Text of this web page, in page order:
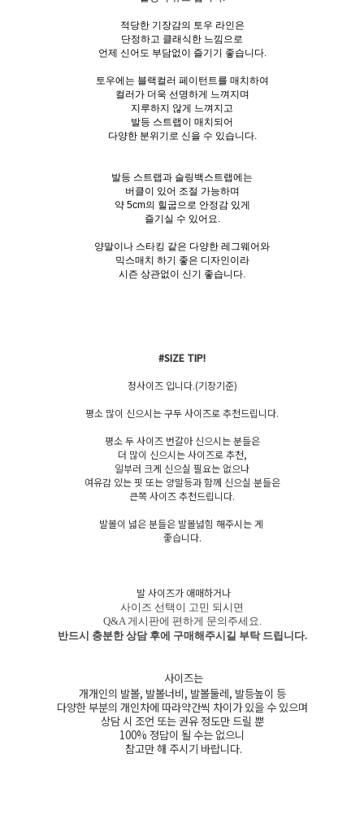
적당한 기장감의 토우 라인은
단정하고 클래식한 느낌으로
언제 신어도 부담없이 즐기기 좋습니다.
토우에는 블랙컬러 페이턴트를 매치하여
컬러가 더욱 선명하게 느껴지며
지루하지 않게 느껴지고
발등 스트랩이 매치되어
다양한 분위기로 신을 수 있습니다.
발등 스트랩과 슬링백스트랩에는
버클이 있어 조절 가능하며
약 5cm의 힐굽으로 안정감 있게
즐기실 수 있어요.
양말이나 스타킹 같은 다양한 레그웨어와
믹스매치 하기 좋은 디자인이라
시즌 상관없이 신기 좋습니다.
#SIZE TIP!
정사이즈 입니다.(기장기준)
평소 많이 신으시는 구두 사이즈로 추천드립니다.
평소 두 사이즈 번갈아 신으시는 분들은
더 많이 신으시는 사이즈로 추천,
일부러 크게 신으실 필요는 없으나
여유감 있는 핏 또는 양말등과 함께 신으실 분들은
큰쪽 사이즈 추천드립니다.
발볼이 넓은 분들은 발볼넓힘 해주시는 게
좋습니다.
발 사이즈가 애매하거나
사이즈 선택이 고민 되시면
Q&A 게시판에 편하게 문의주세요.
반드시 충분한 상담 후에 구매해주시길 부탁 드립니다.
사이즈는
개개인의 발볼, 발볼너비, 발볼둘레, 발등높이 등
다양한 부분의 개인차에 따라약간씩 차이가 있을 수 있으며
상담 시 조언 또는 권유 정도만 드릴 뿐
100% 정답이 될 수는 없으니
참고만 해 주시기 바랍니다.